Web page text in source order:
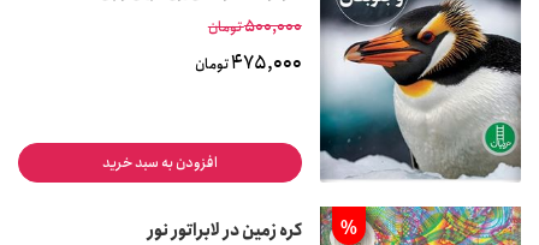
500,000تومان
475,000تومان
افزودن به سبد خرید
% کره زمین در لابراتور نور